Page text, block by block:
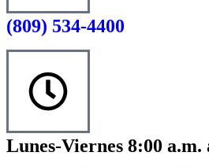
(809) 534-4400
Lunes-Viernes 8:00 a.m.